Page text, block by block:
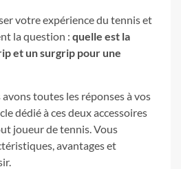
votre expérience du tennis et
la question : quelle est la
et un surgrip pour une
toutes les réponses à vos
dédié à ces deux accessoires
joueur de tennis. Vous
avantages et